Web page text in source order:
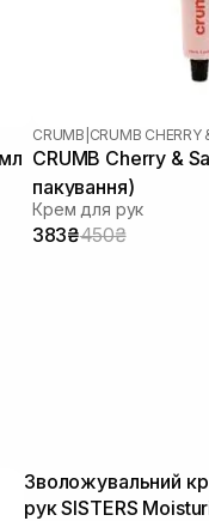
CRUMB CRUMB CHERRY
CRUMB Cherry &
пакування)
Крем для рук
383₴450₴
Зволожувальний
рук SISTERS